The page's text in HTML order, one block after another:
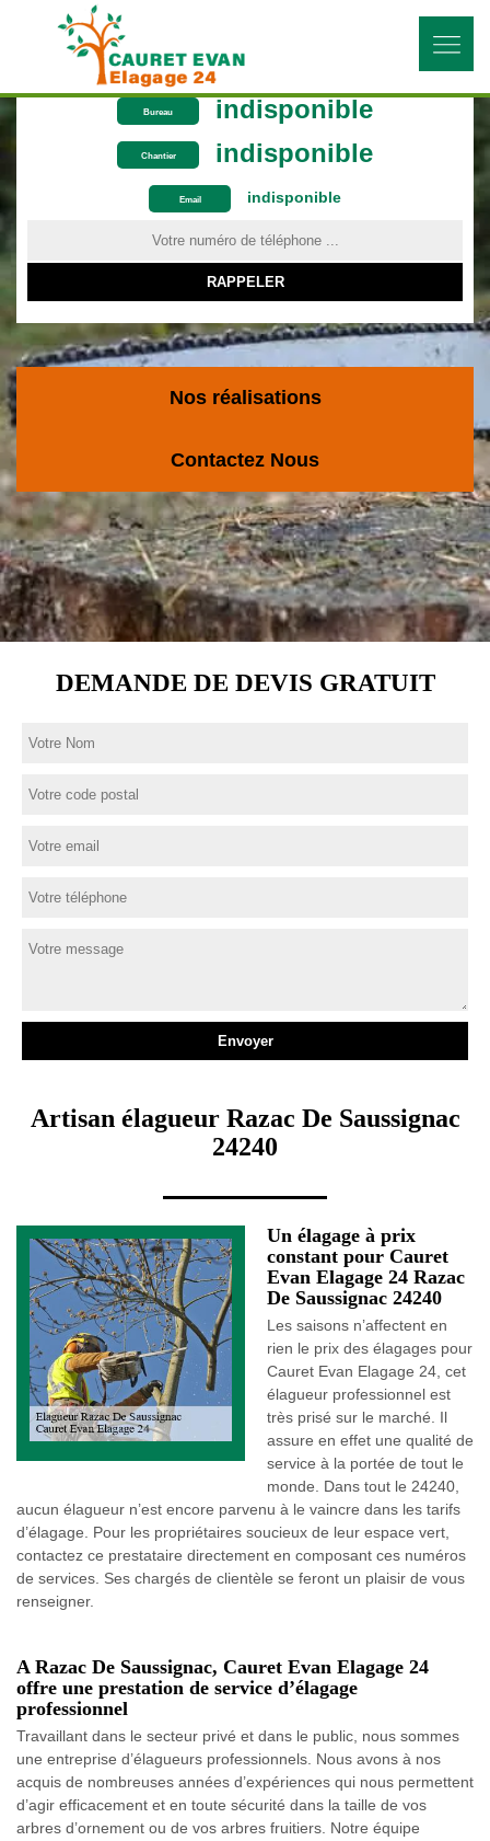
Bureau indisponible
Chantier indisponible
Email indisponible
ON VOUS RAPPELLE GRATUITEMENT
Nos réalisations
Contactez Nous
DEMANDE DE DEVIS GRATUIT
Artisan élagueur Razac De Saussignac
24240
Un élagage à prix
constant pour Cauret
Evan Elagage 24 Razac
De Saussignac 24240
Les saisons n’affectent en
rien le prix des élagages pour
Cauret Evan Elagage 24, cet
élagueur professionnel est
très prisé sur le marché. Il
assure en effet une qualité de
service à la portée de tout le
monde. Dans tout le 24240,
aucun élagueur n’est encore parvenu à le vaincre dans les tarifs
d’élagage. Pour les propriétaires soucieux de leur espace vert,
contactez ce prestataire directement en composant ces numéros
de services. Ses chargés de clientèle se feront un plaisir de vous
renseigner.
A Razac De Saussignac, Cauret Evan Elagage 24
offre une prestation de service d’élagage
professionnel
Travaillant dans le secteur privé et dans le public, nous sommes
une entreprise d’élagueurs professionnels. Nous avons à nos
acquis de nombreuses années d’expériences qui nous permettent
d’agir efficacement et en toute sécurité dans la taille de vos
arbres d’ornement ou de vos arbres fruitiers. Notre équipe